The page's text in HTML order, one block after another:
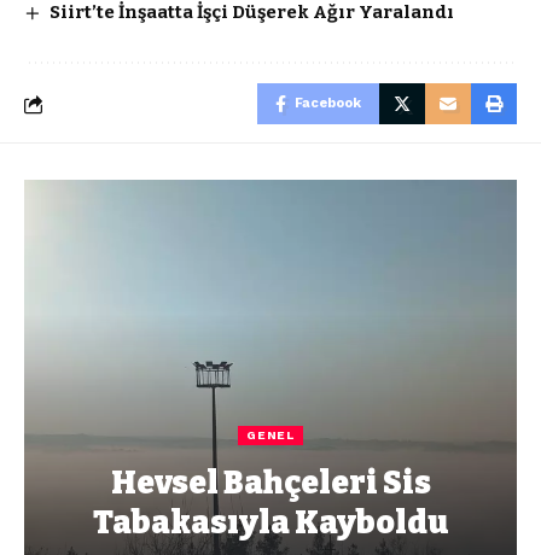
Siirt’te İnşaatta İşçi Düşerek Ağır Yaralandı
Facebook
GENEL
Hevsel Bahçeleri Sis
Tabakasıyla Kayboldu